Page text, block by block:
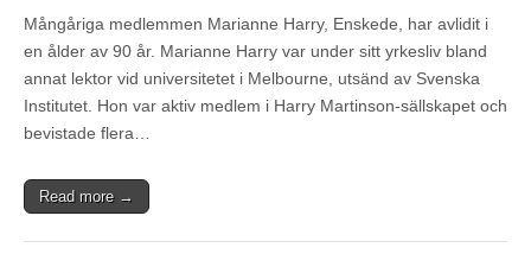
Mångåriga medlemmen Marianne Harry, Enskede, har avlidit i
en ålder av 90 år. Marianne Harry var under sitt yrkesliv bland
annat lektor vid universitetet i Melbourne, utsänd av Svenska
Institutet. Hon var aktiv medlem i Harry Martinson-sällskapet och
bevistade flera…
Read more →